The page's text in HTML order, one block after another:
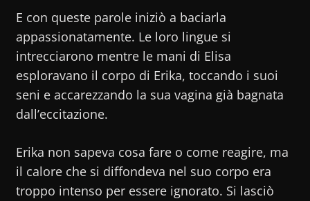
E con queste parole iniziò a baciarla
appassionatamente. Le loro lingue si
intrecciarono mentre le mani di Elisa
esploravano il corpo di Erika, toccando i suoi
seni e accarezzando la sua vagina già bagnata
dall’eccitazione.
Erika non sapeva cosa fare o come reagire, ma
il calore che si diffondeva nel suo corpo era
troppo intenso per essere ignorato. Si lasciò